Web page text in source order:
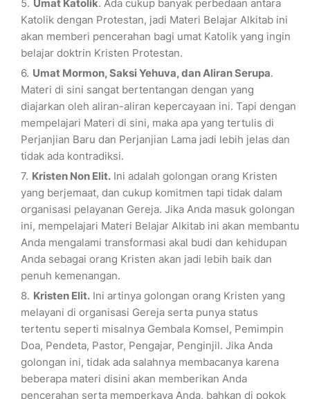
Umat Katolik. Ada cukup banyak perbedaan antara
Katolik dengan Protestan, jadi Materi Belajar Alkitab ini
akan memberi pencerahan bagi umat Katolik yang ingin
belajar doktrin Kristen Protestan.
Umat Mormon, Saksi Yehuva, dan Aliran Serupa.
Materi di sini sangat bertentangan dengan yang
diajarkan oleh aliran-aliran kepercayaan ini. Tapi dengan
mempelajari Materi di sini, maka apa yang tertulis di
Perjanjian Baru dan Perjanjian Lama jadi lebih jelas dan
tidak ada kontradiksi.
Kristen Non Elit. Ini adalah golongan orang Kristen
yang berjemaat, dan cukup komitmen tapi tidak dalam
organisasi pelayanan Gereja. Jika Anda masuk golongan
ini, mempelajari Materi Belajar Alkitab ini akan membantu
Anda mengalami transformasi akal budi dan kehidupan
Anda sebagai orang Kristen akan jadi lebih baik dan
penuh kemenangan.
Kristen Elit. Ini artinya golongan orang Kristen yang
melayani di organisasi Gereja serta punya status
tertentu seperti misalnya Gembala Komsel, Pemimpin
Doa, Pendeta, Pastor, Pengajar, Penginjil. Jika Anda
golongan ini, tidak ada salahnya membacanya karena
beberapa materi disini akan memberikan Anda
pencerahan serta memperkaya Anda, bahkan di pokok